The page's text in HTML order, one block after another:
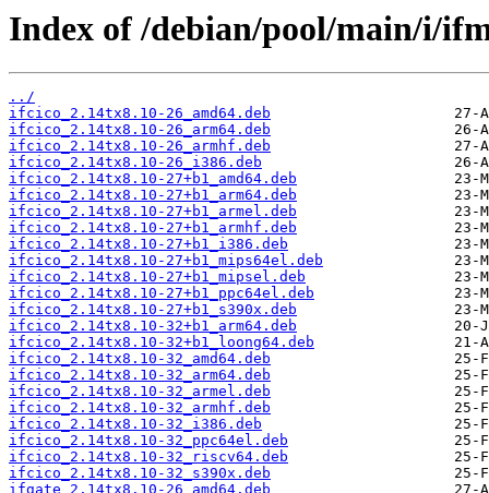
Index of /debian/pool/main/i/
../
ifcico_2.14tx8.10-26_amd64.deb
ifcico_2.14tx8.10-26_arm64.deb
ifcico_2.14tx8.10-26_armhf.deb
ifcico_2.14tx8.10-26_i386.deb
ifcico_2.14tx8.10-27+b1_amd64.deb
ifcico_2.14tx8.10-27+b1_arm64.deb
ifcico_2.14tx8.10-27+b1_armel.deb
ifcico_2.14tx8.10-27+b1_armhf.deb
ifcico_2.14tx8.10-27+b1_i386.deb
ifcico_2.14tx8.10-27+b1_mips64el.deb
ifcico_2.14tx8.10-27+b1_mipsel.deb
ifcico_2.14tx8.10-27+b1_ppc64el.deb
ifcico_2.14tx8.10-27+b1_s390x.deb
ifcico_2.14tx8.10-32+b1_arm64.deb
ifcico_2.14tx8.10-32+b1_loong64.deb
ifcico_2.14tx8.10-32_amd64.deb
ifcico_2.14tx8.10-32_arm64.deb
ifcico_2.14tx8.10-32_armel.deb
ifcico_2.14tx8.10-32_armhf.deb
ifcico_2.14tx8.10-32_i386.deb
ifcico_2.14tx8.10-32_ppc64el.deb
ifcico_2.14tx8.10-32_riscv64.deb
ifcico_2.14tx8.10-32_s390x.deb
ifgate_2.14tx8.10-26_amd64.deb